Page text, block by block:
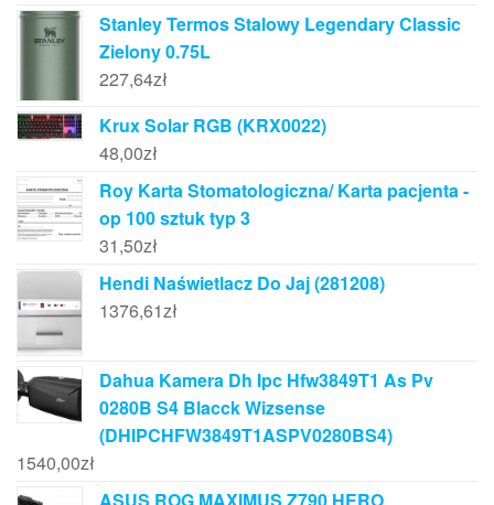
Stanley Termos Stalowy Legendary Classic
Zielony 0.75L
227,64zł
Krux Solar RGB (KRX0022)
48,00zł
Roy Karta Stomatologiczna/ Karta pacjenta -
op 100 sztuk typ 3
31,50zł
Hendi Naświetlacz Do Jaj (281208)
1376,61zł
Dahua Kamera Dh Ipc Hfw3849T1 As Pv
0280B S4 Blacck Wizsense
(DHIPCHFW3849T1ASPV0280BS4)
1540,00zł